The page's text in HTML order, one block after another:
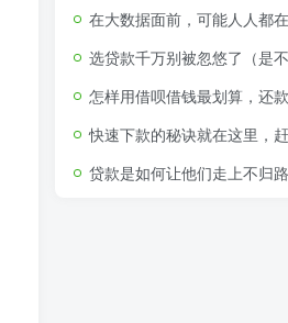
在大数据面前，可能人人都
选贷款千万别被忽悠了（是不是征信没问题
怎样用借呗借钱最划算，还款方式不同
快速下款的秘诀就在这里，赶紧
贷款是如何让他们走上不归